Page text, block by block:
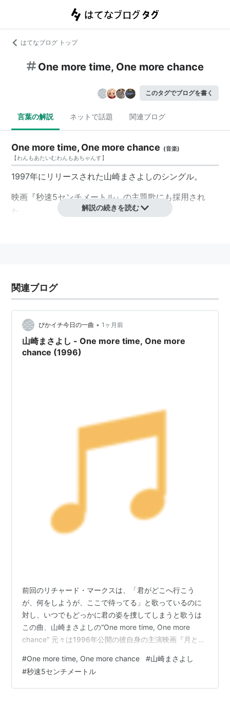
はてなブログ トップ
One more time, One more chance
このタグでブログを書く
言葉の解説 ネットで話題 関連ブログ
One more time, One more chance (音楽)
【わんもあたいむわんもあちゃんす】
1997年にリリースされた山崎まさよしのシングル。
映画『秒速5センチメートル』の主題歌にも採用され
た。
出版社/メーカー:NAYUTAWAVE RECORDS
メディア:
購入: 12人クリック: 127回
この商品を含むブログ (88件) を見る
解説の続きを読む
関連ブログ
ぴかイチ今日の一曲 • 1ヶ月前
山崎まさよし - One more time, One more
chance (1996)
前回のリチャード・マークスは、「君がどこへ行こう
が、何をしようが、ここで待ってる」と歌っているのに
対し、いつでもどっかに君の姿を捜してしまうと歌うは
この曲、山崎まさよしの“One more time, One more
chance” 元々は1996年公開の彼自身の主演映画『月とキ
速5センチメートル』(2007年公開) に使われたことでご
存知の方も多いと思います。 私が山崎まさよしを知った
のは、SMAPに提供した『セロリ』でした。 何かヘンテ
#One more time, One more chance #山崎まさよし
#秒速5センチメートル